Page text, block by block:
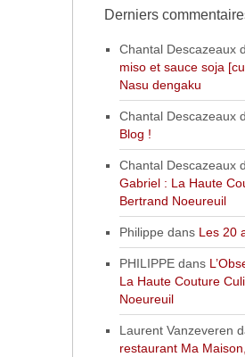
Derniers
Chantal Descazeaux
miso et sauce soja
Nasu dengaku
Chantal Descazeaux
Blog !
Chantal Descazeaux
Gabriel : La Haute
Bertrand Noeureuil
Philippe dans Les 20
PHILIPPEdans
La Haute Couture
Noeureuil
Laurent Vanzeveren
restaurant Ma